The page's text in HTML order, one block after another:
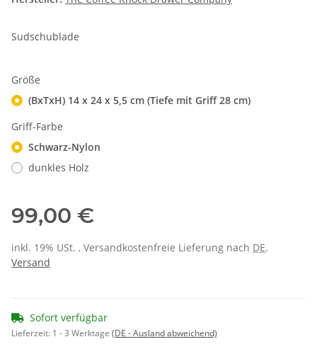
Sudschublade
Größe
(BxTxH) 14 x 24 x 5,5 cm (Tiefe mit Griff 28 cm)
Griff-Farbe
Schwarz-Nylon
dunkles Holz
99,00 €
inkl. 19% USt. , Versandkostenfreie Lieferung nach DE.
Versand
Sofort verfügbar
Lieferzeit: 1 - 3 Werktage (DE - Ausland abweichend)